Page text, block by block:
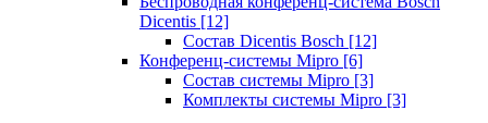
Dicentis [12]
Состав Dicentis Bosch [12]
Конференц-системы Mipro [6]
Состав системы Mipro [3]
Комплекты системы Mipro [3]